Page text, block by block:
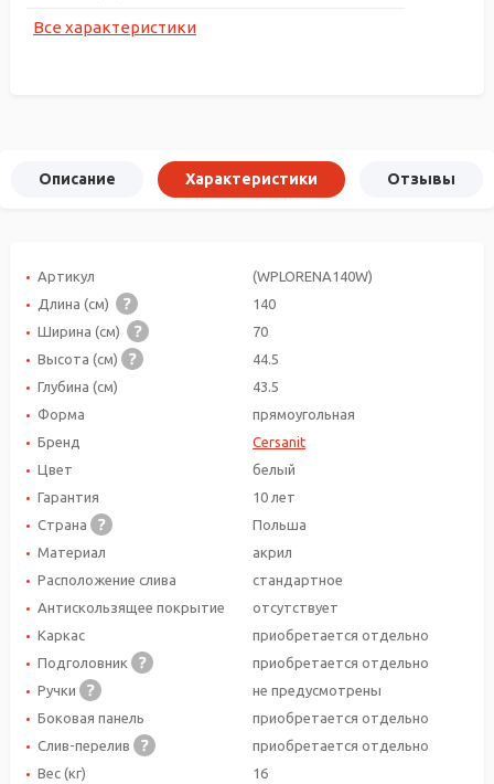
Все характеристики
Описание Характеристики Отзывы
Артикул
(WPLORENA140W)
Длина (см)
140
Ширина (см)
70
Высота (см)
44.5
Глубина (см)
43.5
Форма
прямоугольная
Бренд
Cersanit
Цвет
белый
Гарантия
10 лет
Страна
Польша
Материал
акрил
Расположение слива
стандартное
Антискользящее покрытие
отсутствует
Каркас
приобретается отдельно
Подголовник
приобретается отдельно
Ручки
не предусмотрены
Боковая панель
приобретается отдельно
Слив-перелив
приобретается отдельно
Вес (кг)
16